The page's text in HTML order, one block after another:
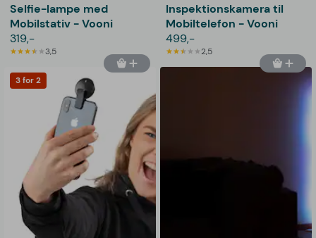
Selfie-lampe med
Mobilstativ - Vooni
319,-
3,5
Inspektionskamera til
Mobiltelefon - Vooni
499,-
2,5
3 for 2